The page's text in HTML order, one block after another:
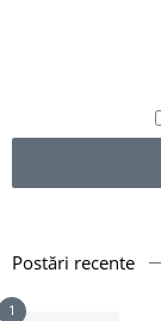
Postări recente
1